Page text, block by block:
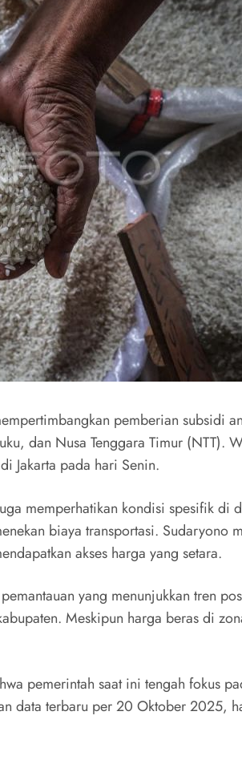
pemberian subsidi
dan Nusa Tenggara Timur (NTT).
Jakarta pada hari Senin.
memperhatikan kondisi spesifik
biaya transportasi.
akses harga yang setara.
yang menunjukkan tren
Meskipun harga beras di
pemerintah saat ini tengah fokus
data terbaru per 20 Oktober 2025,